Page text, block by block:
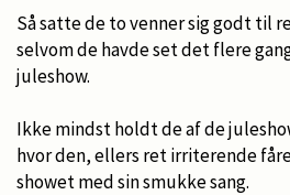
Så satte de to venner sig godt til
selvom de havde set det flere
juleshow.
Ikke mindst holdt de af de
hvor den, ellers ret irriterende
showet med sin smukke sang.